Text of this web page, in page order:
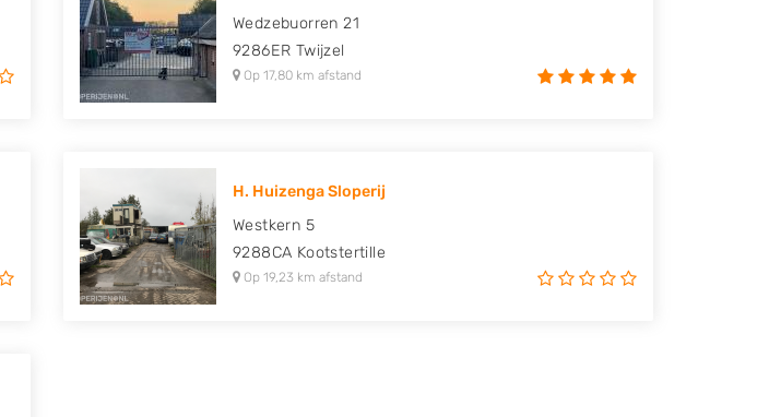
Wedzebuorren 21
9286ER Twijzel
Op 17,80 km afstand
H. Huizenga Sloperij
Westkern 5
9288CA Kootstertille
Op 19,23 km afstand